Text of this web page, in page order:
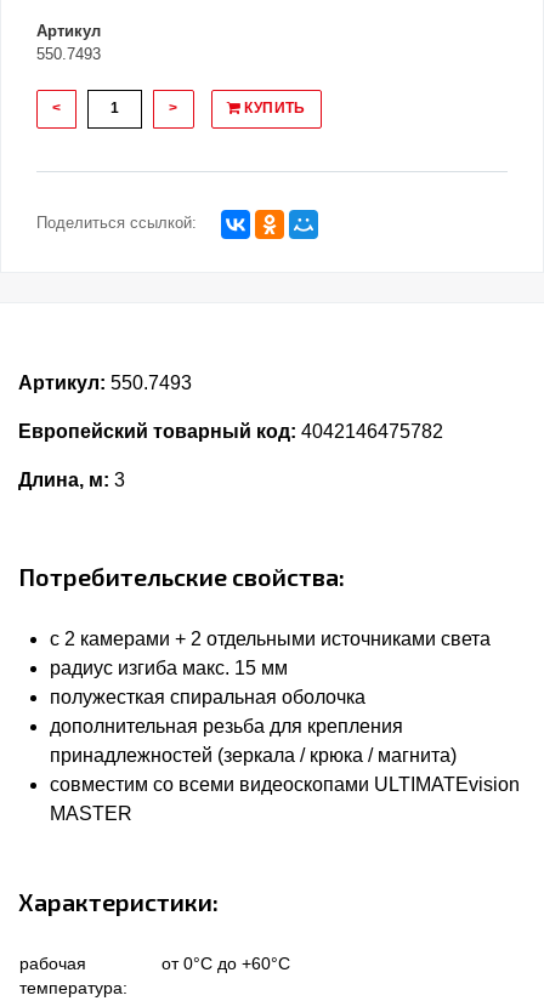
Артикул
550.7493
< > КУПИТЬ
Поделиться ссылкой:
Артикул: 550.7493
Европейский товарный код: 4042146475782
Длина, м: 3
Потребительские свойства:
с 2 камерами + 2 отдельными источниками света
радиус изгиба макс. 15 мм
полужесткая спиральная оболочка
дополнительная резьба для крепления
принадлежностей (зеркала / крюка / магнита)
совместим со всеми видеоскопами ULTIMATEvision
MASTER
Характеристики:
рабочая
температура:
от 0°C до +60°C